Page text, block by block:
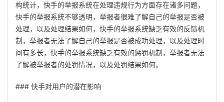
构统计，快手的举报系统在处理违规行为方面存在诸多问题，
快手的举报系统不够透明，举报者很难了解自己的举报是否被
处理，以及处理结果如何，快手的举报系统缺乏有效的反馈机
制，举报者无法了解自己的举报是否被成功处理，以及处理时
间有多长，快手的举报系统缺乏有效的惩罚机制，举报者无法
了解被举报者的处罚情况，以及处罚结果如何。
### 快手对用户的潜在影响